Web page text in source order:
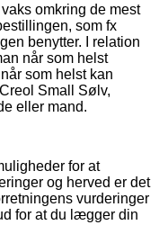
omkring de mest
som fx
benytter. I relation
når som helst
som helst kan
Small Sølv,
eller mand.
for at
og herved er det
vurderinger
for at du lægger din